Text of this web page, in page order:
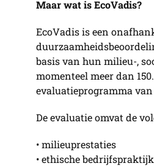
Maar wat is EcoVadis?
EcoVadis is een
basis van hun milieu-,
momenteel meer dan
evaluatieprogramma
De evaluatie omvat de
• milieuprestaties
• ethische